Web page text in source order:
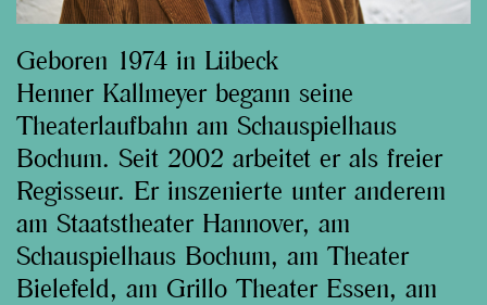
Geboren 1974 in Lübeck
Henner Kallmeyer begann seine
Theaterlaufbahn am Schauspielhaus
Bochum. Seit 2002 arbeitet er als freier
Regisseur. Er inszenierte unter anderem
am Staatstheater Hannover, am
Schauspielhaus Bochum, am Theater
Bielefeld, am Grillo Theater Essen, am